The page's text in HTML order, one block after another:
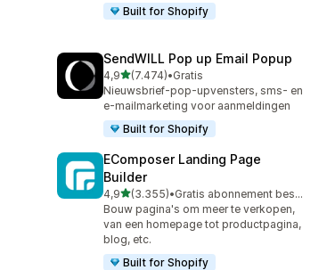
Built for Shopify
SendWILL Pop up Email Popup
4,9van 5 sterren
(7.474)
7474 recensies in totaal
•Gratis
Nieuwsbrief-pop-upvensters, sms- en
e-mailmarketing voor aanmeldingen
Built for Shopify
EComposer Landing Page
Builder
4,9van 5 sterren
(3.355)
3355 recensies in totaal
•
Gratis abonnement beschikbaar
Bouw pagina's om meer te verkopen,
van een homepage tot productpagina,
blog, etc.
Built for Shopify